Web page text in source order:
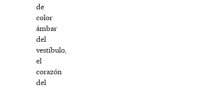
de
color
ámbar
del
vestíbulo,
el
corazón
del